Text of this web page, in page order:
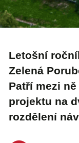
Letošní
Zelená
Patří mezi
projektu na
rozdělení